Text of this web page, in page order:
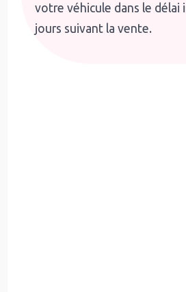
votre véhicule dans le délai
jours suivant la vente.